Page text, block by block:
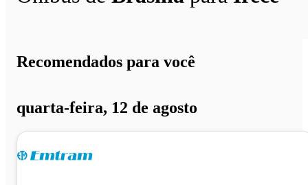
Recomendados para você
quarta-feira, 12 de agosto